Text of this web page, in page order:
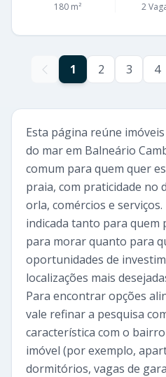
180 m² 2
1 2 3 4
Esta página reúne
do mar em Balneário
comum para quem quer
praia, com praticidade no
orla, comércios e
indicada tanto para quem
para morar quanto para
oportunidades de
localizações mais
Para encontrar opções
vale refinar a pesquisa
característica com o
imóvel (por exemplo,
dormitórios, vagas de